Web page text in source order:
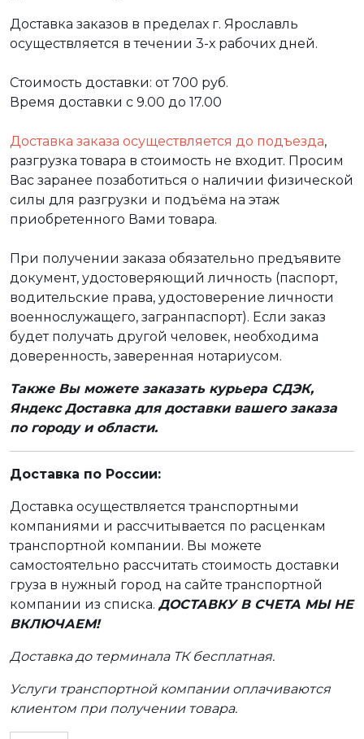
Доставка заказов в пределах г. Ярославль
осуществляется в течении 3-х рабочих дней.
Стоимость доставки: от 700 руб.
Время доставки с 9.00 до 17.00
Доставка заказа осуществляется до подъезда,
разгрузка товара в стоимость не входит. Просим
Вас заранее позаботиться о наличии физической
силы для разгрузки и подъёма на этаж
приобретенного Вами товара.
При получении заказа обязательно предъявите
документ, удостоверяющий личность (паспорт,
водительские права, удостоверение личности
военнослужащего, загранпаспорт). Если заказ
будет получать другой человек, необходима
доверенность, заверенная нотариусом.
Также Вы можете заказать курьера СДЭК,
Яндекс Доставка для доставки вашего заказа
по городу и области.
Доставка по России:
Доставка осуществляется транспортными
компаниями и рассчитывается по расценкам
транспортной компании. Вы можете
самостоятельно рассчитать стоимость доставки
груза в нужный город на сайте транспортной
компании из списка. ДОСТАВКУ В СЧЕТА МЫ НЕ
ВКЛЮЧАЕМ!
Доставка до терминала ТК бесплатная.
Услуги транспортной компании оплачиваются
клиентом при получении товара.